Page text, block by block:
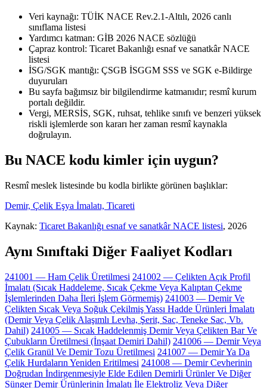
Veri kaynağı: TÜİK NACE Rev.2.1-Altılı, 2026 canlı
sınıflama listesi
Yardımcı katman: GİB 2026 NACE sözlüğü
Çapraz kontrol: Ticaret Bakanlığı esnaf ve sanatkâr NACE
listesi
İSG/SGK mantığı: ÇSGB İSGGM SSS ve SGK e-Bildirge
duyuruları
Bu sayfa bağımsız bir bilgilendirme katmanıdır; resmî kurum
portalı değildir.
Vergi, MERSİS, SGK, ruhsat, tehlike sınıfı ve benzeri yüksek
riskli işlemlerde son kararı her zaman resmî kaynakla
doğrulayın.
Bu NACE kodu kimler için uygun?
Resmî meslek listesinde bu kodla birlikte görünen başlıklar:
Demir, Çelik Eşya İmalatı, Ticareti
Kaynak: Ticaret Bakanlığı esnaf ve sanatkâr NACE listesi, 2026
Aynı Sınıftaki Diğer Faaliyet Kodları
241001 — Ham Çelik Üretilmesi 241002 — Çelikten Açık Profil
İmalatı (Sıcak Haddeleme, Sıcak Çekme Veya Kalıptan Çekme
İşlemlerinden Daha İleri İşlem Görmemiş) 241003 — Demir Ve
Çelikten Sıcak Veya Soğuk Çekilmiş Yassı Hadde Ürünleri İmalatı
(Demir Veya Çelik Alaşımlı Levha, Şerit, Sac, Teneke Sac, Vb.
Dahil) 241005 — Sıcak Haddelenmiş Demir Veya Çelikten Bar Ve
Çubukların Üretilmesi (İnşaat Demiri Dahil) 241006 — Demir Veya
Çelik Granül Ve Demir Tozu Üretilmesi 241007 — Demir Ya Da
Çelik Hurdaların Yeniden Eritilmesi 241008 — Demir Cevherinin
Doğrudan İndirgenmesiyle Elde Edilen Demirli Ürünler Ve Diğer
Sünger Demir Ürünlerinin İmalatı İle Elektroliz Veya Diğer